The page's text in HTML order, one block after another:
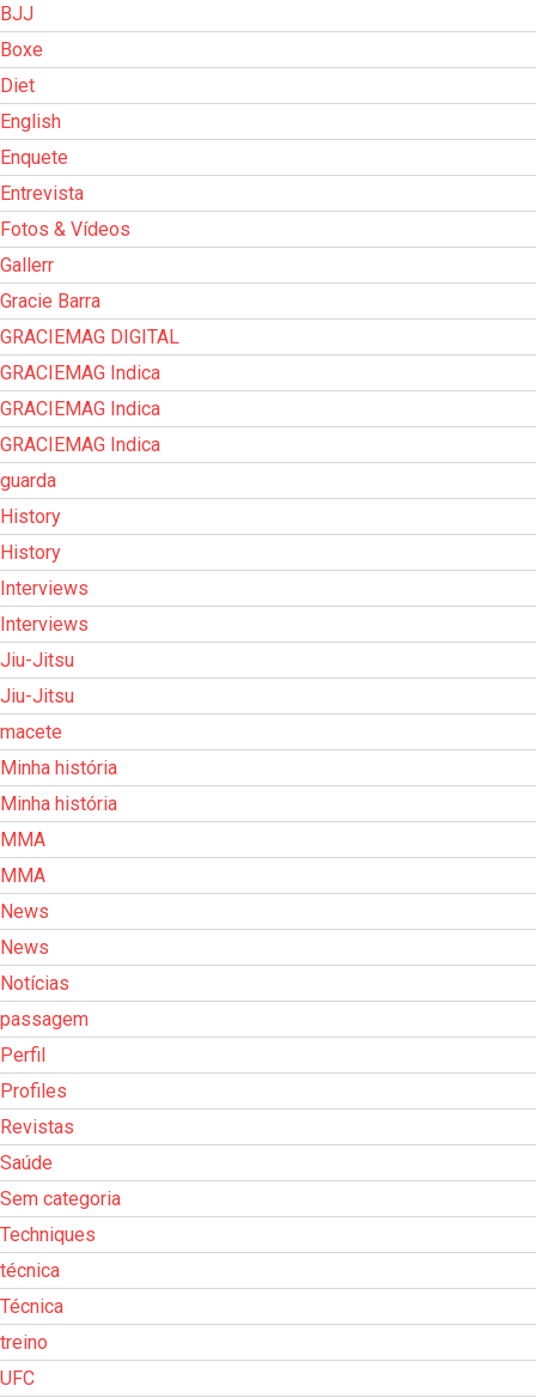
BJJ
Boxe
Diet
English
Enquete
Entrevista
Fotos & Vídeos
Gallerr
Gracie Barra
GRACIEMAG DIGITAL
GRACIEMAG Indica
GRACIEMAG Indica
GRACIEMAG Indica
guarda
History
History
Interviews
Interviews
Jiu-Jitsu
Jiu-Jitsu
macete
Minha história
Minha história
MMA
MMA
News
News
Notícias
passagem
Perfil
Profiles
Revistas
Saúde
Sem categoria
Techniques
técnica
Técnica
treino
UFC